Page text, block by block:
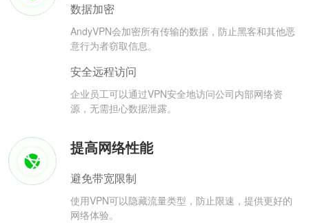
数据加密
AndyVPN会加密所有传输的数据，防止黑客和其他恶
意行为者窃取信息。
安全远程访问
企业员工可以通过VPN安全地访问公司内部网络资
源，无需担心数据泄露。
提高网络性能
避免带宽限制
使用VPN可以隐藏流量类型，防止限速，提供更好的
网络体验。